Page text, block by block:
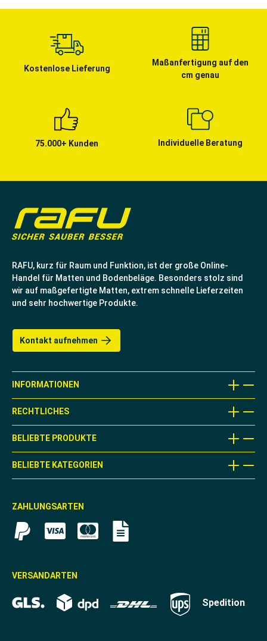
Kostenlose Lieferung
Maßanfertigung auf den
cm genau
75.000+ Kunden Individuelle Beratung
RAFU, kurz für Raum und Funktion, ist der große Online-
Handel für Matten und Bodenbeläge. Besonders stolz sind
wir auf maßgefertigte Matten, extrem schnelle Lieferzeiten
und sehr hochwertige Produkte.
Kontakt aufnehmen
INFORMATIONEN
BELIEBTE PRODUKTE
RECHTLICHES
BELIEBTE KATEGORIEN
ZAHLUNGSARTEN
VERSANDARTEN
Spedition